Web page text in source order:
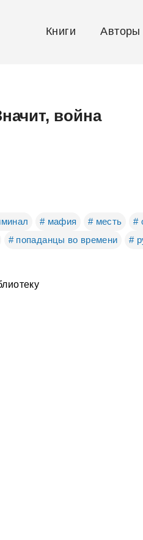
Книги Авторы
война
# мафия # месть
#
# попаданцы во времени #